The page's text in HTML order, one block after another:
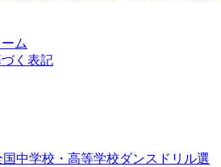
ム
く表記
中学校・高等学校ダンスドリル選